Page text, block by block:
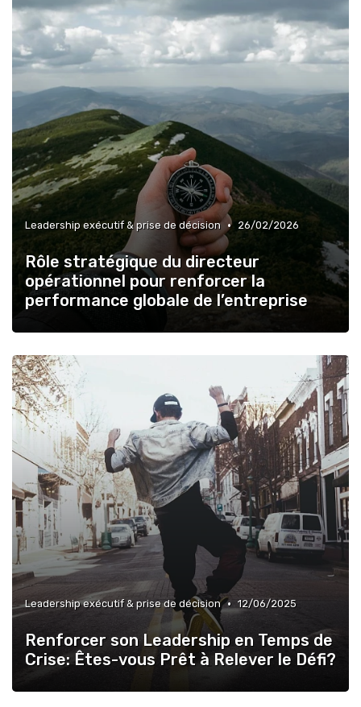
Leadership exécutif & prise de décision • 26/02/2026
Rôle stratégique du directeur
opérationnel pour renforcer la
performance globale de l’entreprise
Leadership exécutif & prise de décision • 12/06/2025
Renforcer son Leadership en Temps de
Crise: Êtes-vous Prêt à Relever le Défi?